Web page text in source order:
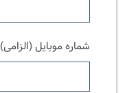
شماره موبایل (الزامی)